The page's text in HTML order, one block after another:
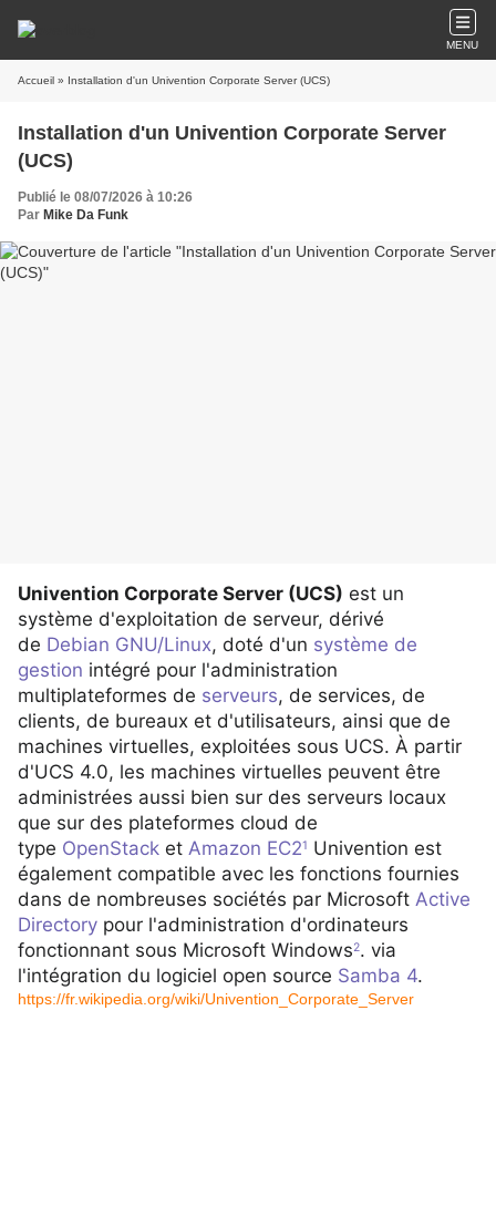
MENU
Accueil » Installation d'un Univention Corporate Server (UCS)
Installation d'un Univention Corporate Server
(UCS)
Publié le 08/07/2026 à 10:26
Par Mike Da Funk
Univention Corporate Server (UCS) est un
système d'exploitation de serveur, dérivé
de Debian GNU/Linux, doté d'un système de
gestion intégré pour l'administration
multiplateformes de serveurs, de services, de
clients, de bureaux et d'utilisateurs, ainsi que de
machines virtuelles, exploitées sous UCS. À partir
d'UCS 4.0, les machines virtuelles peuvent être
administrées aussi bien sur des serveurs locaux
que sur des plateformes cloud de
type OpenStack et Amazon EC21 Univention est
également compatible avec les fonctions fournies
dans de nombreuses sociétés par Microsoft Active
Directory pour l'administration d'ordinateurs
fonctionnant sous Microsoft Windows2. via
l'intégration du logiciel open source Samba 4.
https://fr.wikipedia.org/wiki/Univention_Corporate_Server